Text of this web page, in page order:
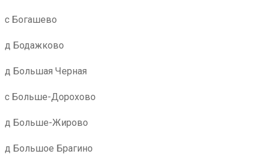
с Богашево
д Бодажково
д Большая Черная
с Больше-Дорохово
д Больше-Жирово
д Большое Брагино